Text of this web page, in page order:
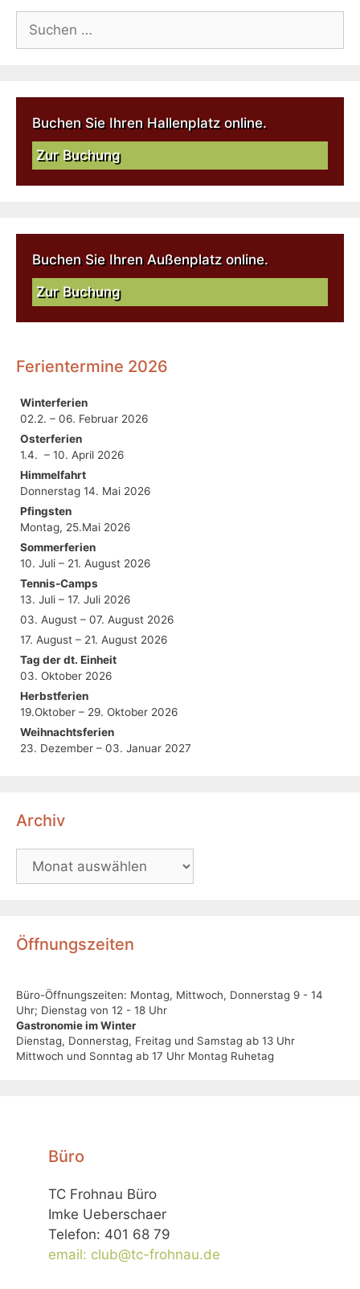
Buchen Sie Ihren Hallenplatz online.
Zur Buchung
Buchen Sie Ihren Außenplatz online.
Zur Buchung
Ferientermine 2026
Winterferien
02.2. – 06. Februar 2026
Osterferien
1.4. – 10. April 2026
Himmelfahrt
Donnerstag 14. Mai 2026
Pfingsten
Montag, 25.Mai 2026
Sommerferien
10. Juli – 21. August 2026
Tennis-Camps
13. Juli – 17. Juli 2026
03. August – 07. August 2026
17. August – 21. August 2026
Tag der dt. Einheit
03. Oktober 2026
Herbstferien
19.Oktober – 29. Oktober 2026
Weihnachtsferien
23. Dezember – 03. Januar 2027
Archiv
Öffnungszeiten
Büro-Öffnungszeiten: Montag, Mittwoch, Donnerstag 9 - 14
Uhr; Dienstag von 12 - 18 Uhr
Gastronomie im Winter
Dienstag, Donnerstag, Freitag und Samstag ab 13 Uhr
Mittwoch und Sonntag ab 17 Uhr Montag Ruhetag
Büro
TC Frohnau Büro
Imke Ueberschaer
Telefon: 401 68 79
email: club@tc-frohnau.de